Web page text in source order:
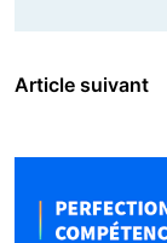
Article suivant